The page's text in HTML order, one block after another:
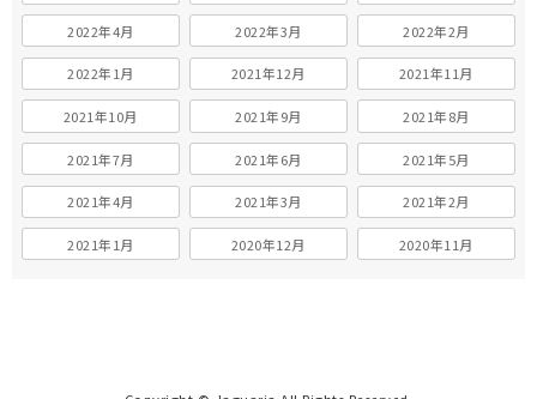
2022年4月 2022年3月 2022年2月
2022年1月 2021年12月 2021年11月
2021年10月 2021年9月 2021年8月
2021年7月 2021年6月 2021年5月
2021年4月 2021年3月 2021年2月
2021年1月 2020年12月 2020年11月